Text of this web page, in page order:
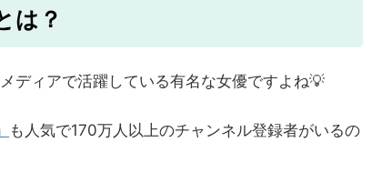
は？
ディアで活躍している有名な女優ですよね💡
も人気で170万人以上のチャンネル登録者がいるの